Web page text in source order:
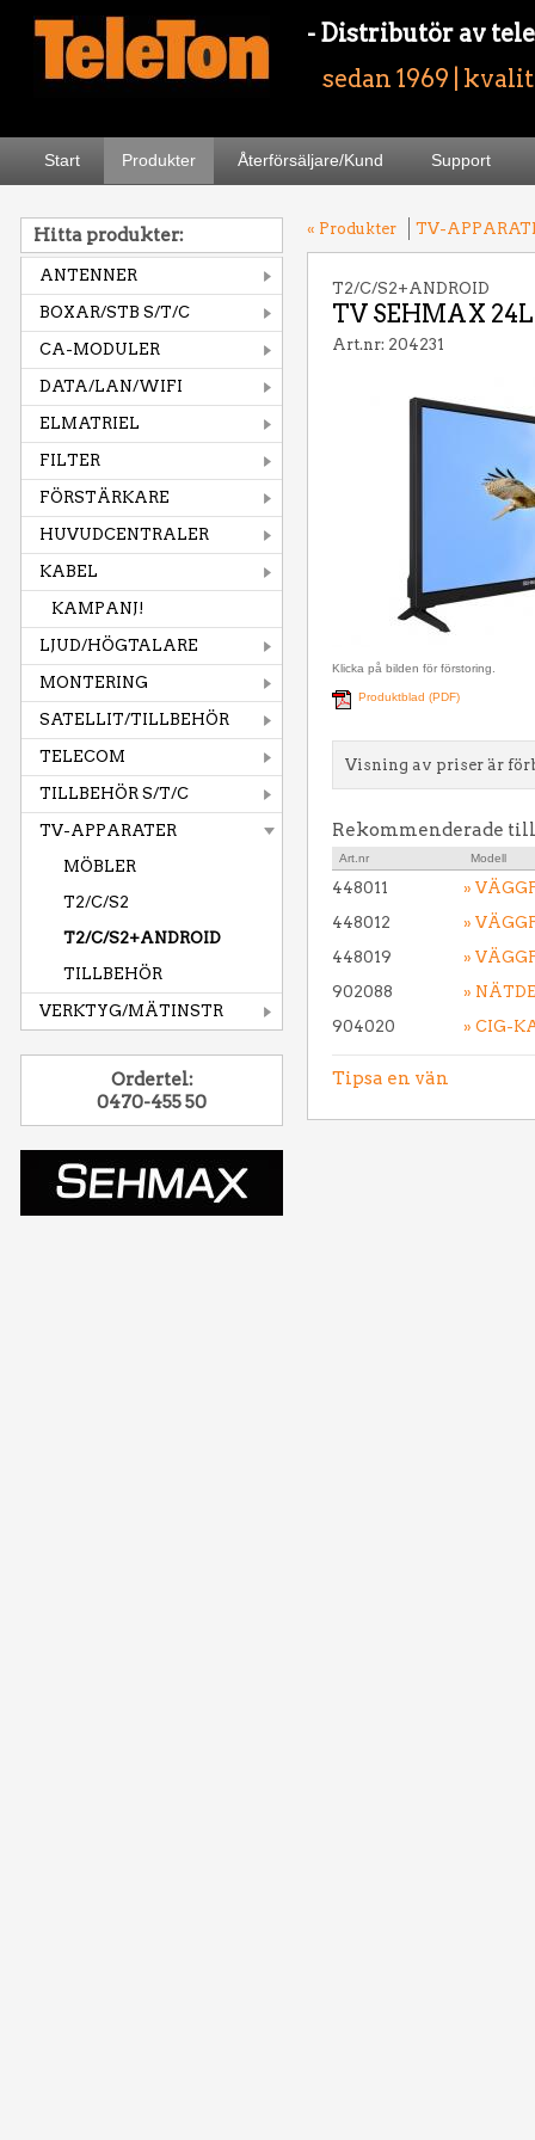
- Distributör av
sedan 1969 |
Start Produkter Återförsäljare/Kund Support
Hitta produkter:
ANTENNER
BOXAR/STB S/T/C
CA-MODULER
DATA/LAN/WIFI
ELMATRIEL
FILTER
FÖRSTÄRKARE
HUVUDCENTRALER
KABEL
KAMPANJ!
LJUD/HÖGTALARE
MONTERING
SATELLIT/TILLBEHÖR
TELECOM
TILLBEHÖR S/T/C
TV-APPARATER
MÖBLER
T2/C/S2
T2/C/S2+ANDROID
TILLBEHÖR
VERKTYG/MÄTINSTR
Ordertel:
0470-455 50
« Produkter TV-
T2/C/S2+ANDROID
TV SEHMAX
Art.nr: 204231
Klicka på bilden för förstoring.
Produktblad (PDF)
Visning av priser är
Rekommenderade
Art.nr Modell
448011
»
448012
»
448019
»
902088
»
904020
» CIG-
Tipsa en vän